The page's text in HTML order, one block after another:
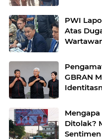
PWI
Atas
GBRAN
Ditolak?